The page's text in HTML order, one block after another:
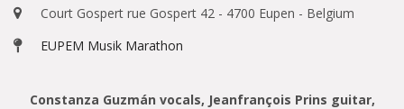
Court Gospert rue Gospert 42 - 4700 Eupen - Belgium
EUPEM Musik Marathon
Constanza Guzmán vocals, Jeanfrançois Prins guitar,